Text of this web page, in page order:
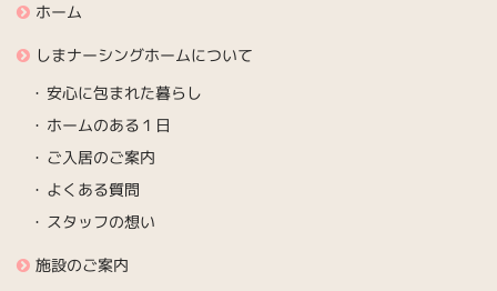
ホーム
しまナーシングホームについて
安心に包まれた暮らし
ホームのある１日
ご入居のご案内
よくある質問
スタッフの想い
施設のご案内